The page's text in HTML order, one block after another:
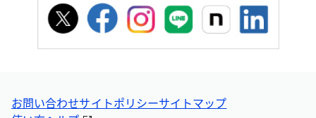
お問い合わせサイトポリシーサイトマップ